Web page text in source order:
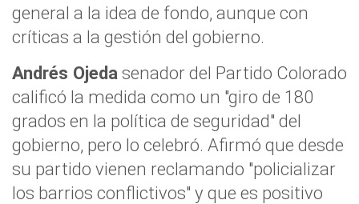
general a la idea de fondo, aunque con
críticas a la gestión del gobierno.
Andrés Ojeda senador del Partido Colorado
calificó la medida como un "giro de 180
grados en la política de seguridad" del
gobierno, pero lo celebró. Afirmó que desde
su partido vienen reclamando "policializar
los barrios conflictivos" y que es positivo